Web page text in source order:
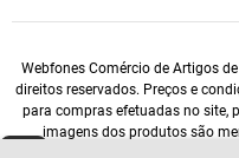
Webfones Comércio de Artigos
direitos reservados. Preços e
para compras efetuadas no site,
imagens dos produtos são